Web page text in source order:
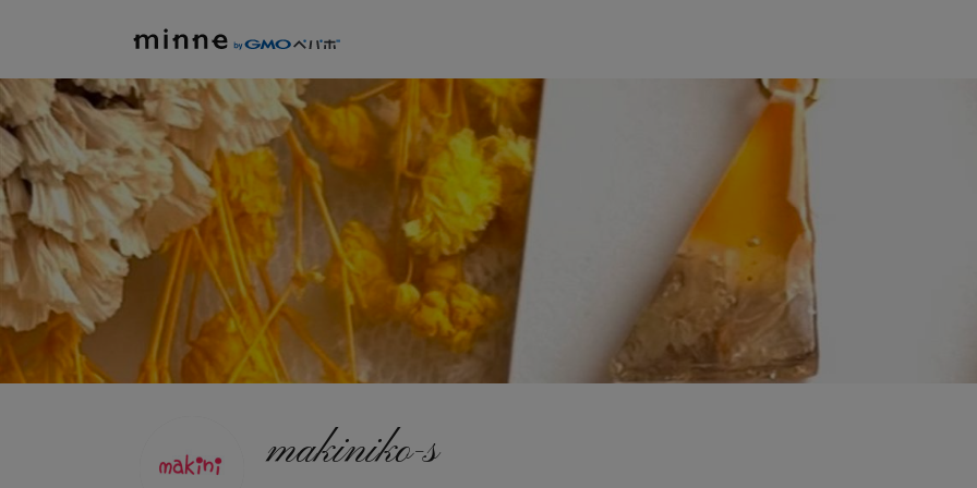
makiniko-s